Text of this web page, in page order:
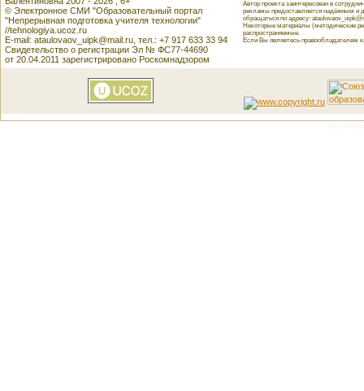
© Электронное СМИ "Образовательный портал
"Непрерывная подготовка учителя технологии"
//tehnologiya.ucoz.ru
E-mail: ataulovaov_uipk@mail.ru, тел.: +7 917 633 33 94
Свидетельство о регистрации Эл № ФС77-44690
от 20.04.2011 зарегистрировано Роскомнадзором
Автор проекта заинтересован в
рекламы предоставляется надёжным и
обращаться по адресу:
Некоторые материалы (методические
распространяемые.
Если Вы являетесь правообладателем